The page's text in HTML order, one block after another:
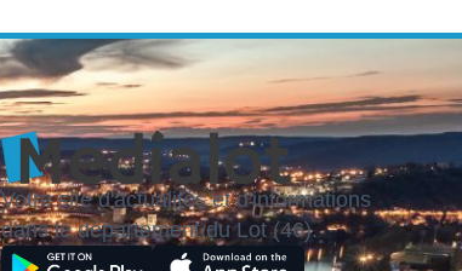
Votre site d'actualités et d'informations
dans le département du Lot (46).